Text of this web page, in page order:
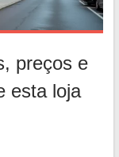
preços e
esta loja